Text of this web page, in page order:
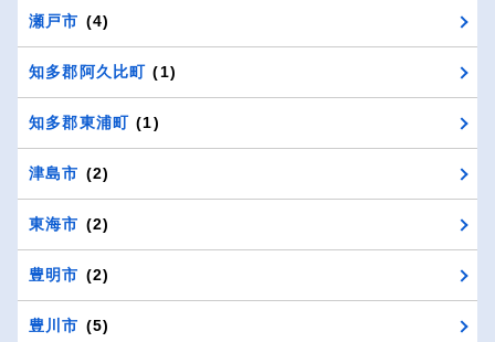
瀬戸市 (4)
知多郡阿久比町 (1)
知多郡東浦町 (1)
津島市 (2)
東海市 (2)
豊明市 (2)
豊川市 (5)